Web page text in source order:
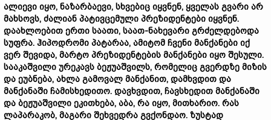
ალიევი იყო, ნაზარბაევი, სხვებიც იყვნენ, ყველას გვარი არ
მახსოვს, ძალიან პატივცემული პრეზიდენტები იყვნენ.
დაახლოებით ერთი საათი, საათ-ნახევარი გრძელდებოდა
სუფრა. ჰიპოდრომი პატარაა, ამიტომ ჩვენი მანქანები იქ
ვერ შევიდა, მარტო პრეზიდენტების მანქანები იყო შესული.
სააკაშვილი ურეკავს ბეჟუაშვილს, რომელიც გვერდზე მიზის
და ეუბნება, ახლა გამოვალ მანქანით, დამხვდით და
მანქანაში ჩამისხედითო. დავხვდით, ჩავსხედით მანქანაში
და ბეჟუაშვილი ეკითხება, აბა, რა იყო, მითხარიო. რას
ლაპარაკობ, მაგარი შეხვედრა გვქონდაო. ზუსტად